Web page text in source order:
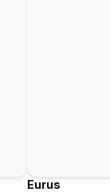
Eurus